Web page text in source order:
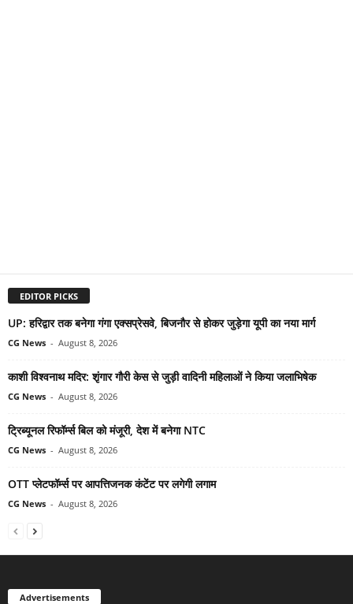
EDITOR PICKS
UP: हरिद्वार तक बनेगा गंगा एक्सप्रेसवे, बिजनौर से होकर जुड़ेगा यूपी का नया मार्ग
CG News - August 8, 2026
काशी विश्वनाथ मदिर: शृंगार गौरी केस से जुड़ी वादिनी महिलाओं ने किया जलाभिषेक
CG News - August 8, 2026
ट्रिब्यूनल रिफॉर्म्स बिल को मंजूरी, देश में बनेगा NTC
CG News - August 8, 2026
OTT प्लेटफॉर्म्स पर आपत्तिजनक कंटेंट पर लगेगी लगाम
CG News - August 8, 2026
Advertisements